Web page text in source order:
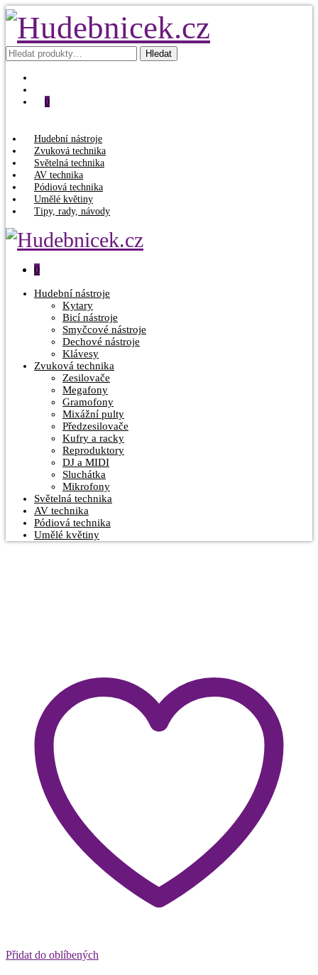
Hledat: Hledat
0
Hudební nástroje
Zvuková technika
Světelná technika
AV technika
Pódiová technika
Umělé květiny
Tipy, rady, návody
0
Hudební nástroje
Kytary
Bicí nástroje
Smyčcové nástroje
Dechové nástroje
Klávesy
Zvuková technika
Zesilovače
Megafony
Gramofony
Mixážní pulty
Předzesilovače
Kufry a racky
Reproduktory
DJ a MIDI
Sluchátka
Mikrofony
Světelná technika
AV technika
Pódiová technika
Umělé květiny
Přidat do oblíbených